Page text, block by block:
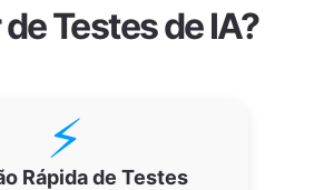
Testes de IA?
⚡
Rápida de Testes